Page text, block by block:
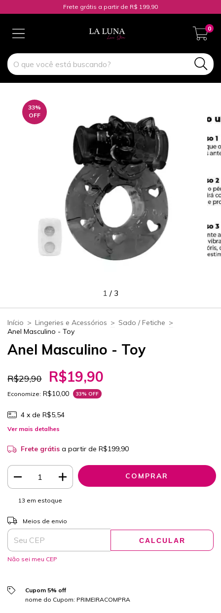
Frete grátis a partir de R$ 199,90
0
33%
OFF
1 / 3
Início > Lingeries e Acessórios > Sado / Fetiche >
Anel Masculino - Toy
Anel Masculino - Toy
R$29,90 R$19,90
Economize: R$10,00 33% OFF
4 x de R$5,54
Ver mais detalhes
Frete grátis a partir de R$199,90
13 em estoque
Entregas para o CEP:
Meios de envio
CALCULAR
Não sei meu CEP
Cupom 5% off
nome do Cupom: PRIMEIRACOMPRA